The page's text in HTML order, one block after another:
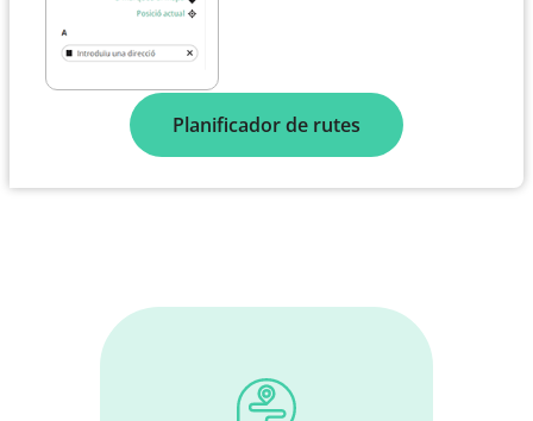
Planificador de rutes